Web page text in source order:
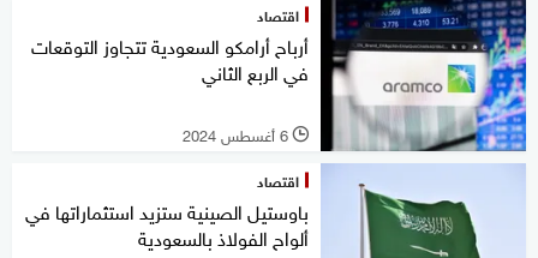
اقتصاد
أرباح أرامكو السعودية تتجاوز التوقعات
في الربع الثاني
l 6 أغسطس 2024
اقتصاد
باوستيل الصينية ستزيد استثماراتها في
ألواح الفولاذ بالسعودية